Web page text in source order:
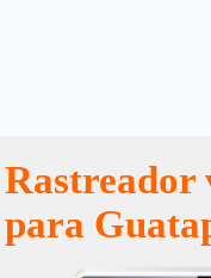
Rastreador
para